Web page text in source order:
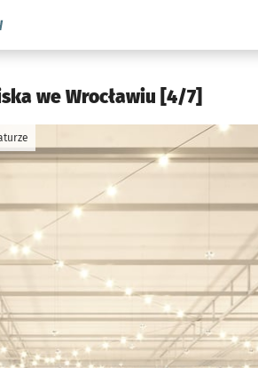
rozwoju przedsiębiorczości
we Wrocławiu [4/7]